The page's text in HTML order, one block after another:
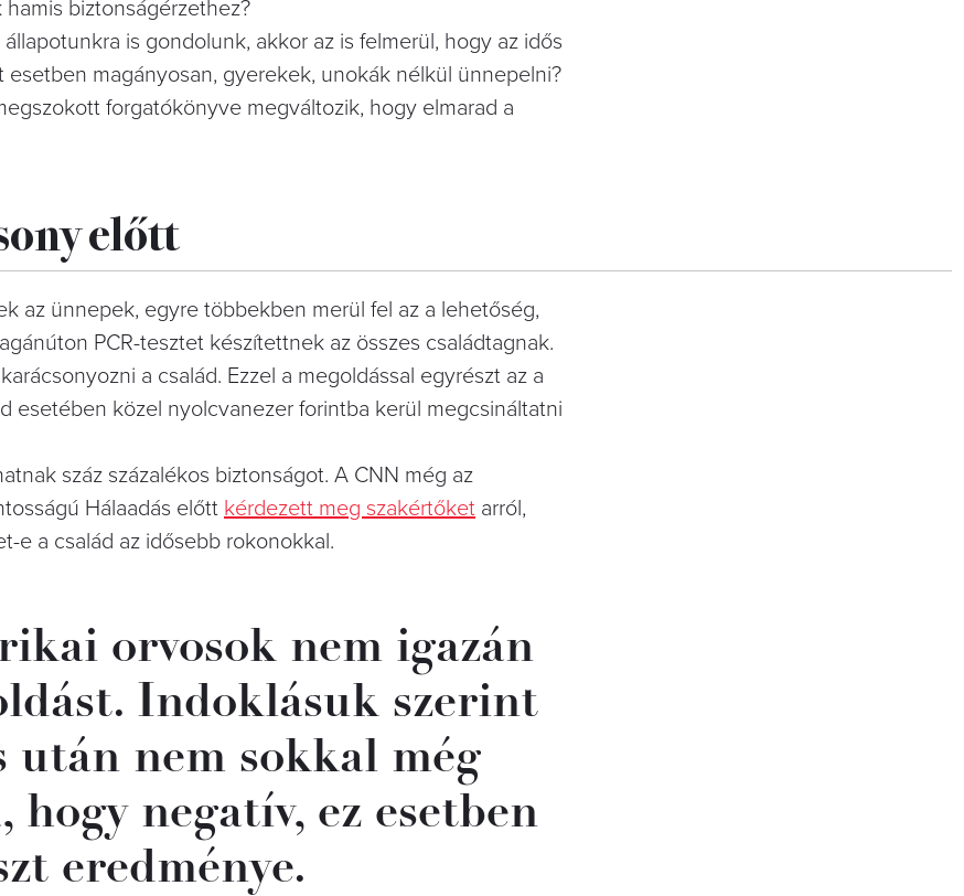
biztonságérzethez?
is gondolunk, akkor az is felmerül, hogy az idős
magányosan, gyerekek, unokák nélkül ünnepelni?
forgatókönyve megváltozik, hogy elmarad a
előtt
az ünnepek, egyre többekben merül fel az a lehetőség,
PCR-tesztet készítettnek az összes családtagnak.
a család. Ezzel a megoldással egyrészt az a
esetében közel nyolcvanezer forintba kerül megcsináltatni
száz százalékos biztonságot. A CNN még az
Hálaadás előtt kérdezett meg szakértőket arról,
e a család az idősebb rokonokkal.
orvosok nem igazán
Indoklásuk szerint
után nem sokkal még
hogy negatív, ez esetben
eredménye.